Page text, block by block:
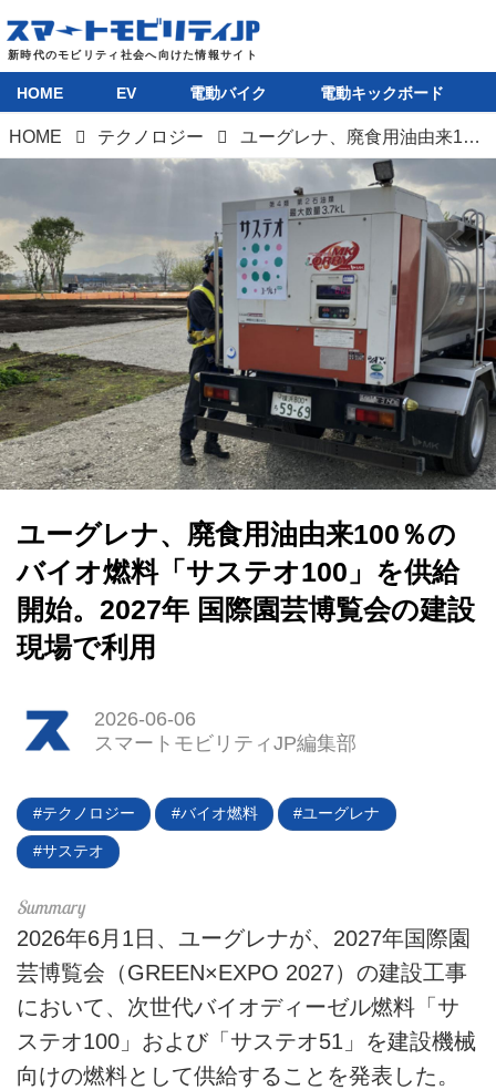
HOME
電動バイク
ライフスタイル
このメディアについて
運営会社
利用規約
HOME EV 電動バイク 電動キックボード
HOME テクノロジー ユーグレナ、廃食用油由来100％のバイオ燃料「サステオ100」を供給開始。2027年 国際園芸博覧会の建設現場で利用
ユーグレナ、廃食用油由来100％の
バイオ燃料「サステオ100」を供給
開始。2027年 国際園芸博覧会の建設
現場で利用
2026-06-06
スマートモビリティJP編集部
テクノロジー バイオ燃料 ユーグレナ
サステオ
2026年6月1日、ユーグレナが、2027年国際園
芸博覧会（GREEN×EXPO 2027）の建設工事
において、次世代バイオディーゼル燃料「サ
ステオ100」および「サステオ51」を建設機械
向けの燃料として供給することを発表した。